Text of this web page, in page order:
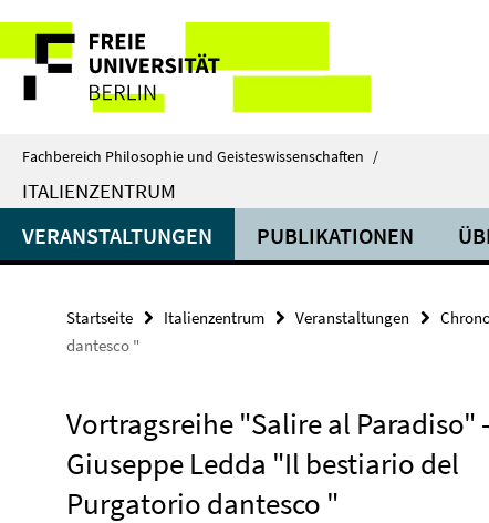
direkt
Inhalt
Service-
Navigation
Fachbereich Philosophie und Geisteswissenschaften /
ITALIENZENTRUM
VERANSTALTUNGEN PUBLIKATIONEN
Startseite Italienzentrum Veranstaltungen
dantesco "
Vortragsreihe "Salire al Paradiso"
Giuseppe Ledda "Il bestiario del
Purgatorio dantesco "